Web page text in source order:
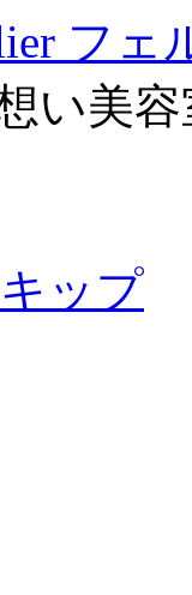
フェ
い美
ップ